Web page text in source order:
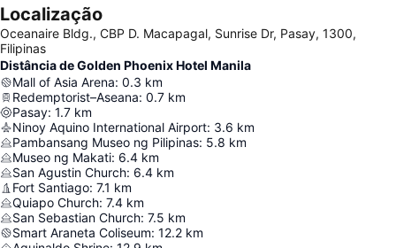
Localização
Oceanaire Bldg., CBP D. Macapagal, Sunrise Dr, Pasay, 1300,
Filipinas
Distância de Golden Phoenix Hotel Manila
Mall of Asia Arena: 0.3 km
Redemptorist–Aseana: 0.7 km
Pasay: 1.7 km
Ninoy Aquino International Airport: 3.6 km
Pambansang Museo ng Pilipinas: 5.8 km
Museo ng Makati: 6.4 km
San Agustin Church: 6.4 km
Fort Santiago: 7.1 km
Quiapo Church: 7.4 km
San Sebastian Church: 7.5 km
Smart Araneta Coliseum: 12.2 km